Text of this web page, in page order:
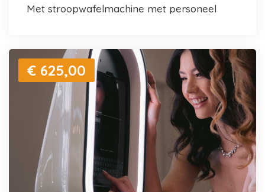
met stroopwafelmachine met personeel
€ 625,00